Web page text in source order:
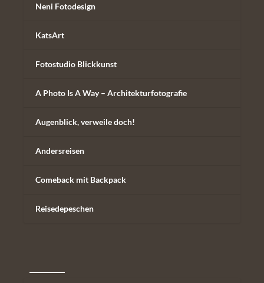
Neni Fotodesign
KatsArt
Fotostudio Blickkunst
A Photo Is A Way – Architekturfotografie
Augenblick, verweile doch!
Andersreisen
Comeback mit Backpack
Reisedepeschen